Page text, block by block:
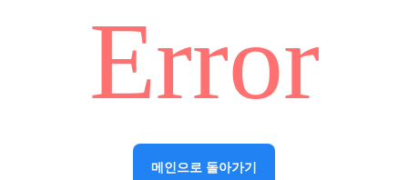
Error
메인으로 돌아가기